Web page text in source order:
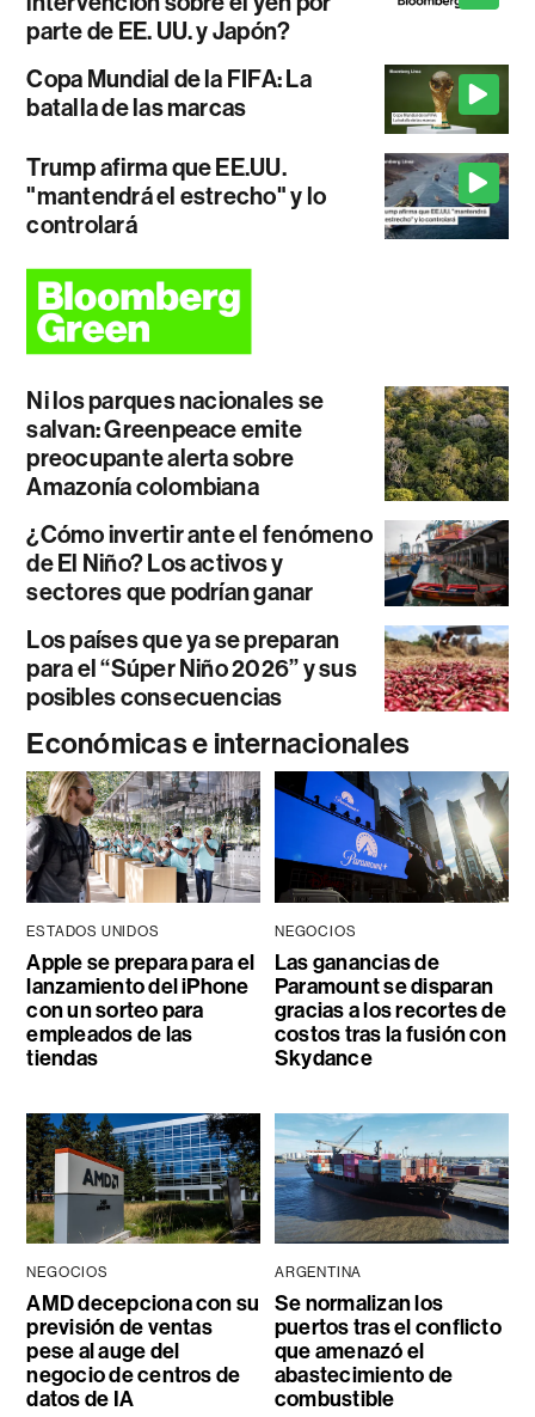
parte de EE. UU. y Japón?
Copa Mundial de la FIFA: La
batalla de las marcas
Trump afirma que EE.UU.
"mantendrá el estrecho" y lo
controlará
Ni los parques nacionales se
salvan: Greenpeace emite
preocupante alerta sobre
Amazonía colombiana
¿Cómo invertir ante el fenómeno
de El Niño? Los activos y
sectores que podrían ganar
Los países que ya se preparan
para el “Súper Niño 2026” y sus
posibles consecuencias
Económicas e internacionales
ESTADOS UNIDOS
Apple se prepara para el
lanzamiento del iPhone
con un sorteo para
empleados de las
tiendas
NEGOCIOS
Las ganancias de
Paramount se disparan
gracias a los recortes de
costos tras la fusión con
Skydance
NEGOCIOS
AMD decepciona con su
previsión de ventas
pese al auge del
negocio de centros de
datos de IA
ARGENTINA
Se normalizan los
puertos tras el conflicto
que amenazó el
abastecimiento de
combustible